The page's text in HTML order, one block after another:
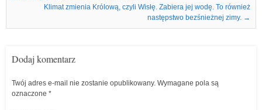
Klimat zmienia Królową, czyli Wisłę. Zabiera jej wodę. To również
następstwo bezśnieżnej zimy. →
Dodaj komentarz
Twój adres e-mail nie zostanie opublikowany. Wymagane pola są
oznaczone *